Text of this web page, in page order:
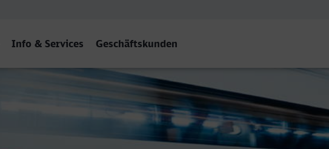
Info & Services Geschäftskunden